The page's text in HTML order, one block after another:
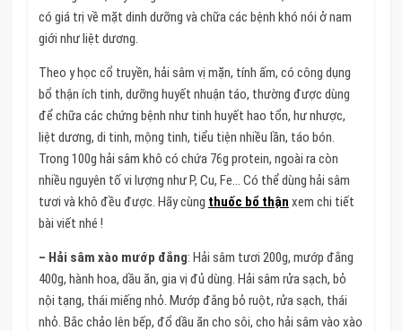
có giá trị về mặt dinh dưỡng và chữa các bệnh khó nói ở nam
giới như liệt dương.
Theo y học cổ truyền, hải sâm vị mặn, tính ấm, có công dụng
bổ thận ích tinh, dưỡng huyết nhuận táo, thường được dùng
để chữa các chứng bệnh như tinh huyết hao tổn, hư nhược,
liệt dương, di tinh, mộng tinh, tiểu tiện nhiều lần, táo bón.
Trong 100g hải sâm khô có chứa 76g protein, ngoài ra còn
nhiều nguyên tố vi lượng như P, Cu, Fe… Có thể dùng hải sâm
tươi và khô đều được. Hãy cùng thuốc bổ thận xem chi tiết
bài viết nhé !
– Hải sâm xào mướp đắng: Hải sâm tươi 200g, mướp đắng
400g, hành hoa, dầu ăn, gia vị đủ dùng. Hải sâm rửa sạch, bỏ
nội tạng, thái miếng nhỏ. Mướp đắng bỏ ruột, rửa sạch, thái
nhỏ. Bắc chảo lên bếp, đổ dầu ăn cho sôi, cho hải sâm vào xào